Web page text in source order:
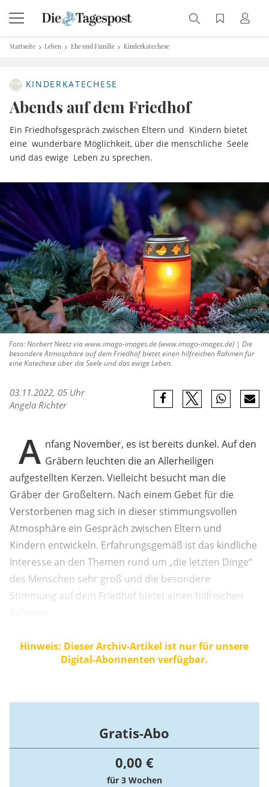
Startseite Leben Ehe und Familie Kinderkatechese
KINDERKATECHESE
Abends auf dem Friedhof
Ein Friedhofsgespräch zwischen Eltern und Kindern bietet
eine wunderbare Möglichkeit, über die menschliche Seele
und das ewige Leben zu sprechen.
Foto: Norbert Neetz via www.imago-images.de (www.imago-images.de) | Die
besondere Atmosphäre auf dem Friedhof bietet einen hilfreichen Rahmen für
eine Katechese über die Seele und das ewige Leben.
03.11.2022, 05 Uhr
Angela Richter
A nfang November, es ist bereits dunkel. Auf den
Gräbern leuchten die an Allerheiligen
aufgestellten Kerzen. Vielleicht besucht man die
Gräber der Großeltern. Nach einem Gebet für die
Verstorbenen mag sich in dieser stimmungsvollen
Atmosphäre ein Gespräch zwischen Eltern und
Kindern entwickeln. Erfahrungsgemäß ist das kindliche
Interesse an den Themen rund um „die letzten Dinge“
des Menschen sehr groß und die besondere
Stimmung auf dem Friedhof bietet einen hilfreichen
Hinweis: Dieser Archiv-Artikel ist nur für unsere
Digital-Abonnenten verfügbar.
Gratis-Abo
0,00 €
für 3 Wochen